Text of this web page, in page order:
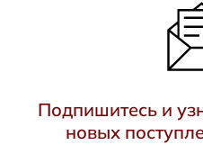
Подпишитесь и
новых